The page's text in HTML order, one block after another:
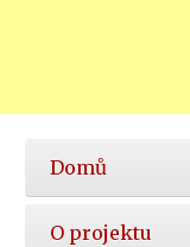
Hlavní
nabídka
Domů
O projektu